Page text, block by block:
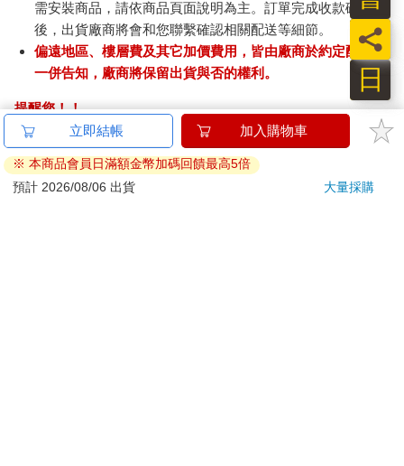
需安裝商品，請依商品頁面說明為主。訂單完成收款確認
後，出貨廠商將會和您聯繫確認相關配送等細節。
偏遠地區、樓層費及其它加價費用，皆由廠商於約定配送時
一併告知，廠商將保留出貨與否的權利。
提醒您！！
金石堂及銀行均不會請您操作ATM! 如接獲電話要求您前往
ATM提款機，請不要聽從指示，以免受騙上當！
退換貨須知：
立即結帳 加入購物車
※ 本商品會員日滿額金幣加碼回饋最高5倍
預計 2026/08/06 出貨
大量採購
日
員